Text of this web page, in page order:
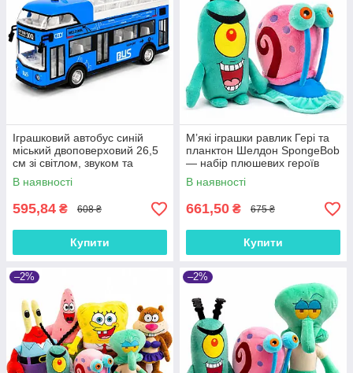
Іграшковий автобус синій
міський двоповерховий 26,5
см зі світлом, звуком та
інерцією, з дверцятами, що
відчиняються, арт. 666-30Q
В наявності
595,84 ₴ 608 ₴
Купити
М’які іграшки равлик Гері та
планктон Шелдон SpongeBob
— набір плюшевих героїв
В наявності
661,50 ₴ 675 ₴
Купити
–2% –2%